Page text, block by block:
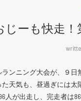
じーも快走
ンニング大会が、９日
天気も、昼過ぎには太
人が出走し、完走者は